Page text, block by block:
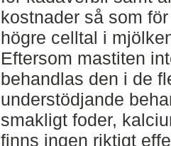
kostnader så som
högre celltal i
Eftersom mastiten
behandlas den i de
understödjande
smakligt foder,
finns ingen riktigt